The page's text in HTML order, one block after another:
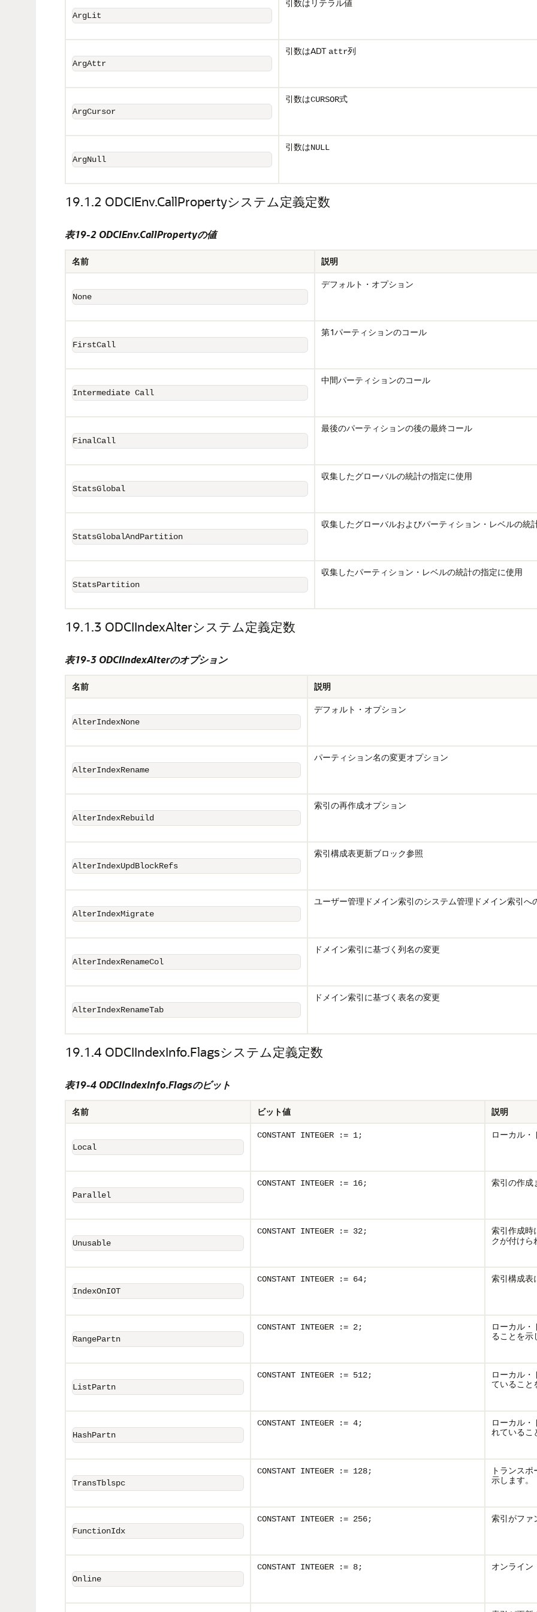
ArgLit
引数はリテラル値
ArgAttr
引数はADT attr列
ArgCursor
引数はCURSOR式
ArgNull
引数はNULL
19.1.2 ODCIEnv.CallPropertyシステム定義定数
表19-2 ODCIEnv.CallPropertyの値
名前 説明
None
デフォルト・オプション
FirstCall
第1パーティションのコール
Intermediate Call
中間パーティションのコール
FinalCall
最後のパーティションの後の最終コール
StatsGlobal
収集したグローバルの統計の指定に使用
StatsGlobalAndPartition
収集したグローバルおよびパーティション・レベルの統
StatsPartition
収集したパーティション・レベルの統計の指定に使用
19.1.3 ODCIIndexAlterシステム定義定数
表19-3 ODCIIndexAlterのオプション
名前 説明
AlterIndexNone
デフォルト・オプション
AlterIndexRename
パーティション名の変更オプション
AlterIndexRebuild
索引の再作成オプション
AlterIndexUpdBlockRefs
索引構成表更新ブロック参照
AlterIndexMigrate
ユーザー管理ドメイン索引のシステム管理ドメイン索引へ
AlterIndexRenameCol
ドメイン索引に基づく列名の変更
AlterIndexRenameTab
ドメイン索引に基づく表名の変更
19.1.4 ODCIIndexInfo.Flagsシステム定義定数
表19-4 ODCIIndexInfo.Flagsのビット
名前 ビット値 説明
Local
CONSTANT INTEGER := 1; ローカル・
Parallel
CONSTANT INTEGER := 16; 索引の作成
Unusable
CONSTANT INTEGER := 32;
索引作成時
クが付けら
IndexOnIOT
CONSTANT INTEGER := 64; 索引構成表
RangePartn
CONSTANT INTEGER := 2;
ローカル
ることを示
ListPartn
CONSTANT INTEGER := 512;
ローカル
ていること
HashPartn
CONSTANT INTEGER := 4;
ローカル
れているこ
TransTblspc
CONSTANT INTEGER := 128;
トランス
示します。
FunctionIdx
CONSTANT INTEGER := 256; 索引がファ
Online
CONSTANT INTEGER := 8; オンライン